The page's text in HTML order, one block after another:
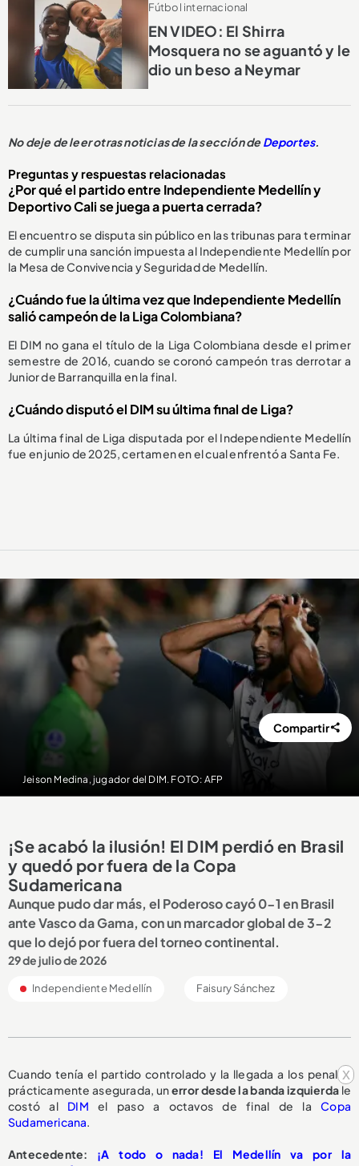
x
Fútbol internacional
EN VIDEO: El Shirra
Mosquera no se aguantó y le
dio un beso a Neymar
No deje de leer otras noticias de la sección deDeportes.
Preguntas y respuestas relacionadas
¿Por qué el partido entre Independiente Medellín y
Deportivo Cali se juega a puerta cerrada?
El encuentro se disputa sin público en las tribunas para terminar
de cumplir una sanción impuesta al Independiente Medellín por
la Mesa de Convivencia y Seguridad de Medellín.
¿Cuándo fue la última vez que Independiente Medellín
salió campeón de la Liga Colombiana?
El DIM no gana el título de la Liga Colombiana desde el primer
semestre de 2016, cuando se coronó campeón tras derrotar a
Junior de Barranquilla en la final.
¿Cuándo disputó el DIM su última final de Liga?
La última final de Liga disputada por el Independiente Medellín
fue en junio de 2025, certamen en el cual enfrentó a Santa Fe.
Jeison Medina, jugador del DIM. FOTO: AFP
Compartir
¡Se acabó la ilusión! El DIM perdió en Brasil
y quedó por fuera de la Copa
Sudamericana
Aunque pudo dar más, el Poderoso cayó 0-1 en Brasil
ante Vasco da Gama, con un marcador global de 3-2
que lo dejó por fuera del torneo continental.
29 de julio de 2026
Independiente Medellín Faisury Sánchez
Cuando tenía el partido controlado y la llegada a los penales
prácticamente asegurada, unerror desde la banda izquierda le
costó al DIM el paso a octavos de final de laCopa
Sudamericana.
Antecedente: ¡A todo o nada! El Medellín va por la